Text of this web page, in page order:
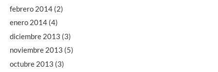
febrero 2014 (2)
enero 2014 (4)
diciembre 2013 (3)
noviembre 2013 (5)
octubre 2013 (3)